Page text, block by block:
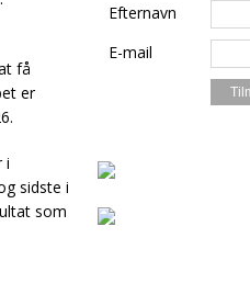
få
er
i
sidste i
som
Efternavn
E-mail